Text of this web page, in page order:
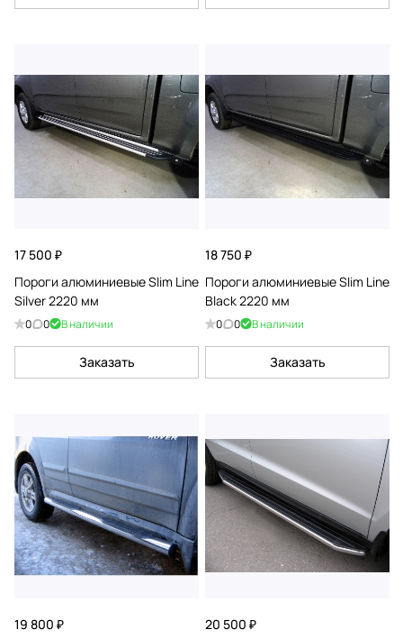
17 500 ₽
Пороги алюминиевые Slim Line
Silver 2220 мм
0 0 В наличии
Заказать
18 750 ₽
Пороги алюминиевые Slim Line
Black 2220 мм
0 0 В наличии
Заказать
19 800 ₽
20 500 ₽